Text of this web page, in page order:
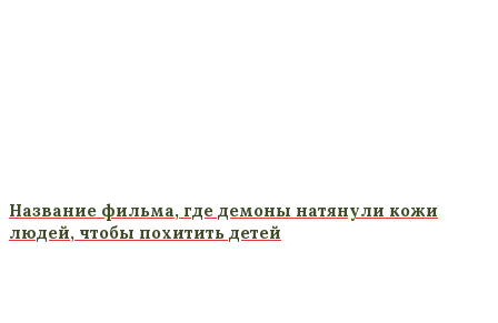
Название фильма, где демоны натянули кожи
людей, чтобы похитить детей